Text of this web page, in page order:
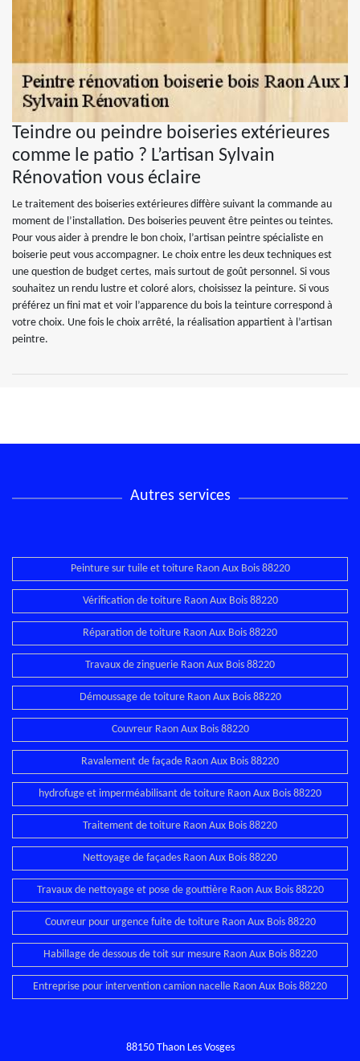
Teindre ou peindre boiseries extérieures
comme le patio ? L’artisan Sylvain
Rénovation vous éclaire
Le traitement des boiseries extérieures diffère suivant la commande au
moment de l’installation. Des boiseries peuvent être peintes ou teintes.
Pour vous aider à prendre le bon choix, l’artisan peintre spécialiste en
boiserie peut vous accompagner. Le choix entre les deux techniques est
une question de budget certes, mais surtout de goût personnel. Si vous
souhaitez un rendu lustre et coloré alors, choisissez la peinture. Si vous
préférez un fini mat et voir l’apparence du bois la teinture correspond à
votre choix. Une fois le choix arrêté, la réalisation appartient à l’artisan
peintre.
Autres services
Peinture sur tuile et toiture Raon Aux Bois 88220
Vérification de toiture Raon Aux Bois 88220
Réparation de toiture Raon Aux Bois 88220
Travaux de zinguerie Raon Aux Bois 88220
Démoussage de toiture Raon Aux Bois 88220
Couvreur Raon Aux Bois 88220
Ravalement de façade Raon Aux Bois 88220
hydrofuge et imperméabilisant de toiture Raon Aux Bois 88220
Traitement de toiture Raon Aux Bois 88220
Nettoyage de façades Raon Aux Bois 88220
Travaux de nettoyage et pose de gouttière Raon Aux Bois 88220
Couvreur pour urgence fuite de toiture Raon Aux Bois 88220
Habillage de dessous de toit sur mesure Raon Aux Bois 88220
Entreprise pour intervention camion nacelle Raon Aux Bois 88220
88150 Thaon Les Vosges